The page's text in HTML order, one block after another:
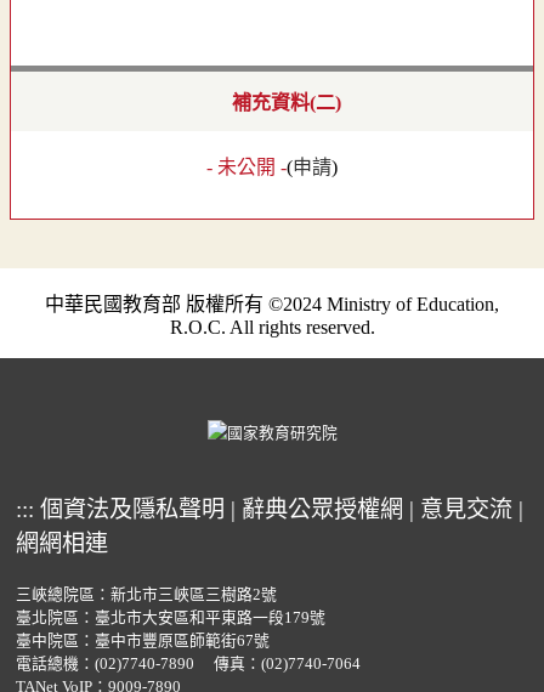
補充資料(二)
- 未公開 -(申請)
中華民國教育部 版權所有 ©2024 Ministry of Education,
R.O.C. All rights reserved.
::: 個資法及隱私聲明 | 辭典公眾授權網 | 意見交流 |
網網相連
三峽總院區：新北市三峽區三樹路2號
臺北院區：臺北市大安區和平東路一段179號
臺中院區：臺中市豐原區師範街67號
電話總機： (02)7740-7890
傳真：(02)7740-7064
TANet VoIP：9009-7890